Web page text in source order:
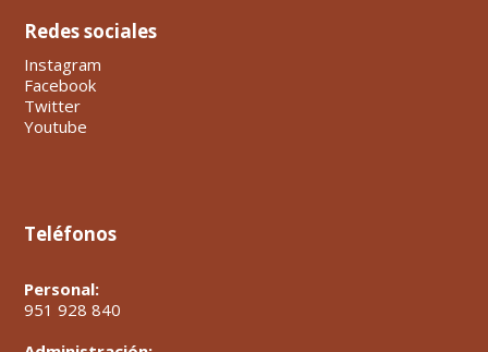
Redes sociales
Instagram
Facebook
Twitter
Youtube
Teléfonos
Personal:
951 928 840